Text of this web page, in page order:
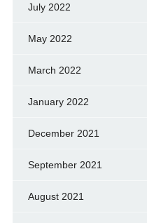
July 2022
May 2022
March 2022
January 2022
December 2021
September 2021
August 2021